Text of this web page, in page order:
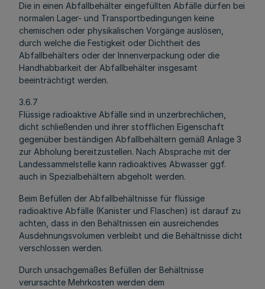
Die in einen Abfallbehälter eingefüllten Abfälle dürfen bei
normalen Lager- und Transportbedingungen keine
chemischen oder physikalischen Vorgänge auslösen,
durch welche die Festigkeit oder Dichtheit des
Abfallbehälters oder der Innenverpackung oder die
Handhabbarkeit der Abfallbehälter insgesamt
beeinträchtigt werden.
3.6.7
Flüssige radioaktive Abfälle sind in unzerbrechlichen,
dicht schließenden und ihrer stofflichen Eigenschaft
gegenüber beständigen Abfallbehältern gemäß Anlage 3
zur Abholung bereitzustellen. Nach Absprache mit der
Landessammelstelle kann radioaktives Abwasser ggf.
auch in Spezialbehältern abgeholt werden.
Beim Befüllen der Abfallbehältnisse für flüssige
radioaktive Abfälle (Kanister und Flaschen) ist darauf zu
achten, dass in den Behältnissen ein ausreichendes
Ausdehnungsvolumen verbleibt und die Behältnisse dicht
verschlossen werden.
Durch unsachgemäßes Befüllen der Behältnisse
verursachte Mehrkosten werden dem